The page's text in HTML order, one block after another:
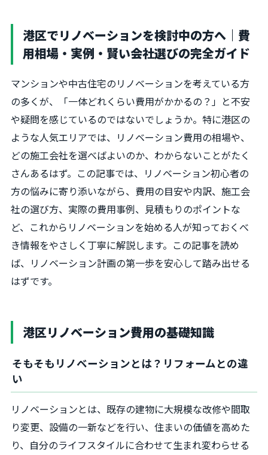
港区でリノベーションを検討中の方へ｜費
用相場・実例・賢い会社選びの完全ガイド
マンションや中古住宅のリノベーションを考えている方
の多くが、「一体どれくらい費用がかかるの？」と不安
や疑問を感じているのではないでしょうか。特に港区の
ような人気エリアでは、リノベーション費用の相場や、
どの施工会社を選べばよいのか、わからないことがたく
さんあるはず。この記事では、リノベーション初心者の
方の悩みに寄り添いながら、費用の目安や内訳、施工会
社の選び方、実際の費用事例、見積もりのポイントな
ど、これからリノベーションを始める人が知っておくべ
き情報をやさしく丁寧に解説します。この記事を読め
ば、リノベーション計画の第一歩を安心して踏み出せる
はずです。
港区リノベーション費用の基礎知識
そもそもリノベーションとは？リフォームとの違
い
リノベーションとは、既存の建物に大規模な改修や間取
り変更、設備の一新などを行い、住まいの価値を高めた
り、自分のライフスタイルに合わせて生まれ変わらせる